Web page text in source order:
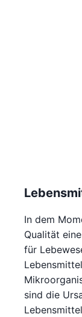
In dem
Qualität
für
sind die